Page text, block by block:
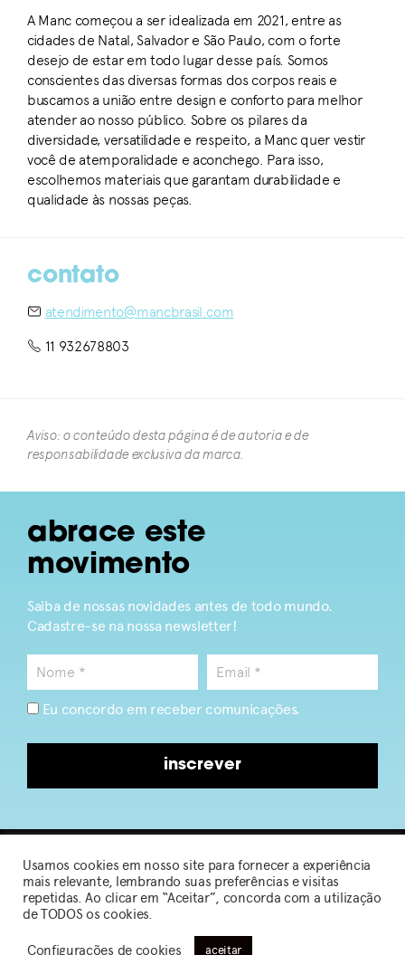
A Manc começou a ser idealizada em 2021, entre as
cidades de Natal, Salvador e São Paulo, com o forte
desejo de estar em todo lugar desse país. Somos
conscientes das diversas formas dos corpos reais e
buscamos a união entre design e conforto para melhor
atender ao nosso público. Sobre os pilares da
diversidade, versatilidade e respeito, a Manc quer vestir
você de atemporalidade e aconchego. Para isso,
escolhemos materiais que garantam durabilidade e
qualidade às nossas peças.
contato
atendimento@mancbrasil.com
11 932678803
Aviso: o conteúdo desta página é de autoria e de
responsabilidade exclusiva da marca.​
abrace este
movimento
Saiba de nossas novidades antes de todo mundo.
Cadastre-se na nossa newsletter!
Eu concordo em receber comunicações.
inscrever
2026 © Sou de Algodão
Política de Privacidade|
Usamos cookies em nosso site para fornecer a experiência
mais relevante, lembrando suas preferências e visitas
repetidas. Ao clicar em “Aceitar”, concorda com a utilização
de TODOS os cookies.
Configurações de cookies aceitar